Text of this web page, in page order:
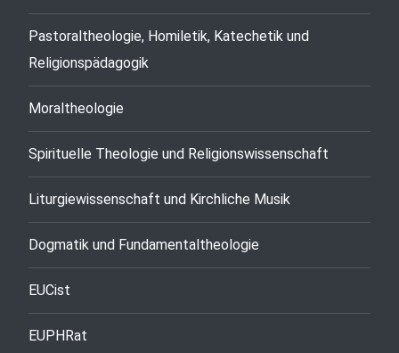
Pastoraltheologie, Homiletik, Katechetik und
Religionspädagogik
Moraltheologie
Spirituelle Theologie und Religionswissenschaft
Liturgiewissenschaft und Kirchliche Musik
Dogmatik und Fundamentaltheologie
EUCist
EUPHRat